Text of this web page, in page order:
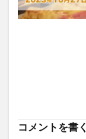
コメントを書く